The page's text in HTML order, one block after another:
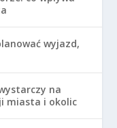
wyjazd,
na
miasta i okolic